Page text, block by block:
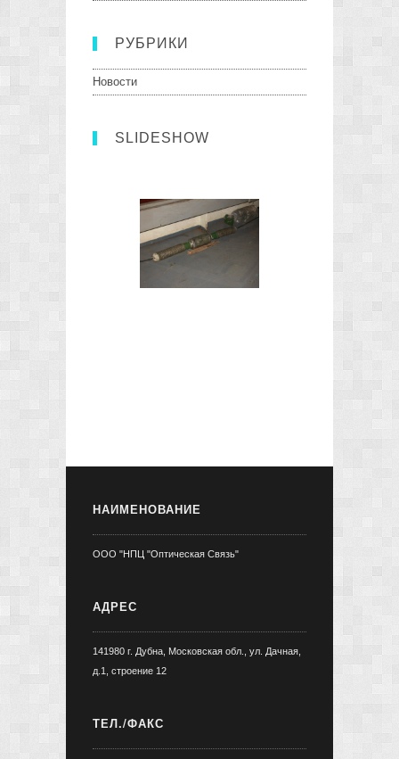
РУБРИКИ
Новости
SLIDESHOW
НАИМЕНОВАНИЕ
ООО "НПЦ "Оптическая Связь"
АДРЕС
141980 г. Дубна, Московская обл., ул. Дачная,
д.1, строение 12
ТЕЛ./ФАКС